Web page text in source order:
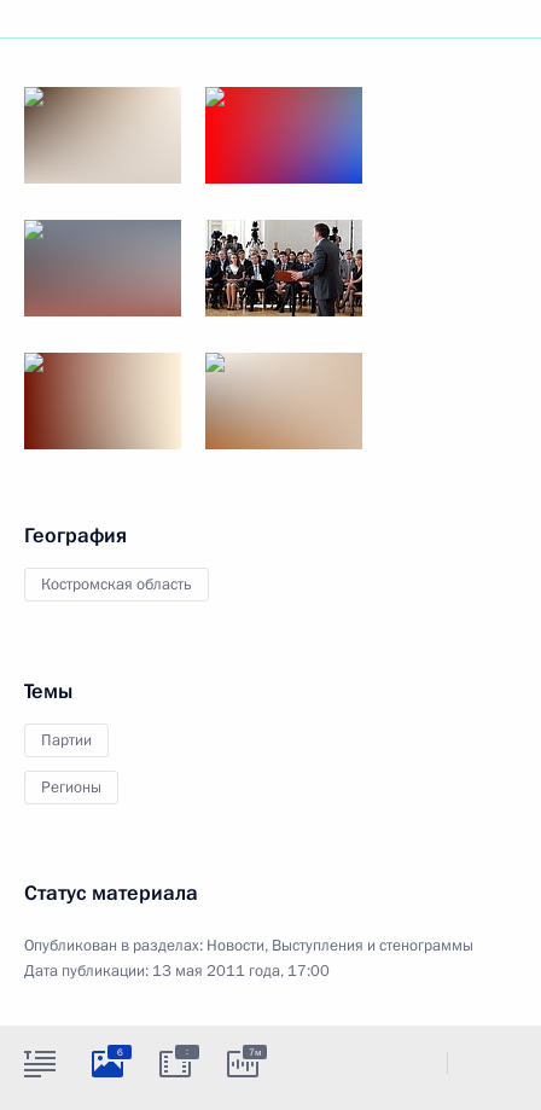
География
Костромская область
Темы
Партии
Регионы
Статус материала
Опубликован в разделах: Новости, Выступления и стенограммы
Дата публикации: 13 мая 2011 года, 17:00
6 : 7м